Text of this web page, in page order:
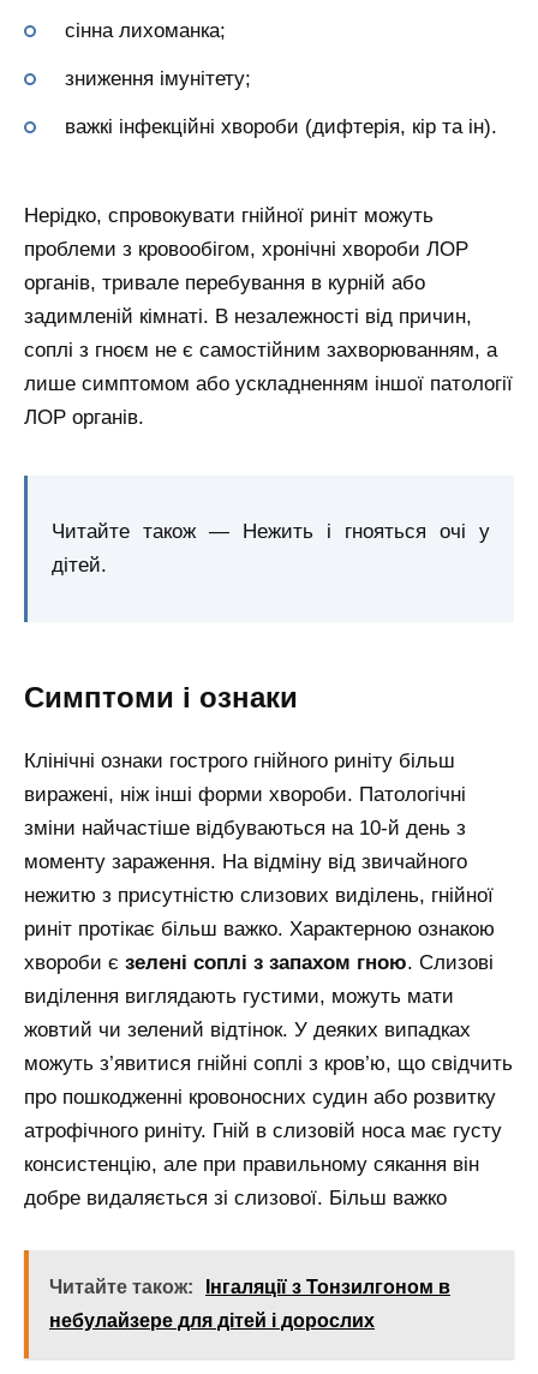
сінна лихоманка;
зниження імунітету;
важкі інфекційні хвороби (дифтерія, кір та ін).
Нерідко, спровокувати гнійної риніт можуть
проблеми з кровообігом, хронічні хвороби ЛОР
органів, тривале перебування в курній або
задимленій кімнаті. В незалежності від причин,
соплі з гноєм не є самостійним захворюванням, а
лише симптомом або ускладненням іншої патології
ЛОР органів.
Читайте також — Нежить і гнояться очі у
дітей.
Симптоми і ознаки
Клінічні ознаки гострого гнійного риніту більш
виражені, ніж інші форми хвороби. Патологічні
зміни найчастіше відбуваються на 10-й день з
моменту зараження. На відміну від звичайного
нежитю з присутністю слизових виділень, гнійної
риніт протікає більш важко. Характерною ознакою
хвороби є зелені соплі з запахом гною. Слизові
виділення виглядають густими, можуть мати
жовтий чи зелений відтінок. У деяких випадках
можуть з’явитися гнійні соплі з кров’ю, що свідчить
про пошкодженні кровоносних судин або розвитку
атрофічного риніту. Гній в слизовій носа має густу
консистенцію, але при правильному сякання він
добре видаляється зі слизової. Більш важко
Читайте також:
Інгаляції з Тонзилгоном в
небулайзере для дітей і дорослих